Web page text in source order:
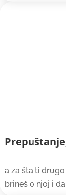
a za šta ti
brineš o njoj i